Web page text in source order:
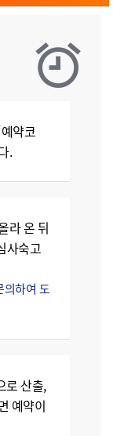
약코
.
라 온 뒤
사숙고
하여 도
로 산출,
예약이